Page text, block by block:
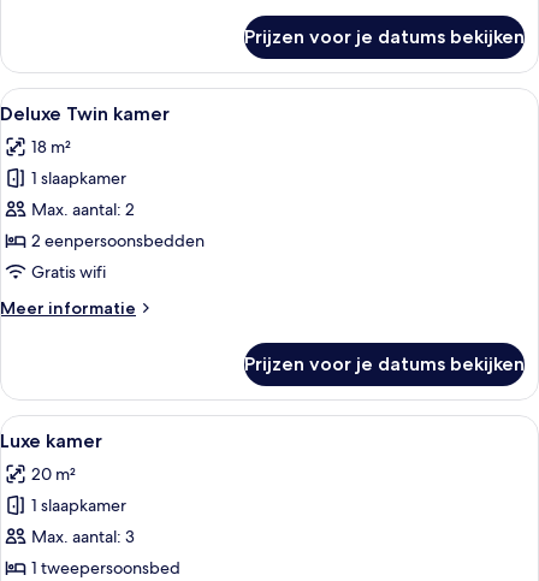
tweepersoonskamer
Prijzen voor je datums bekijken
Alle
foto's
voor
Deluxe
Twin
kamer
laden
Een hotelkamer met twee bedden,
4
Deluxe Twin kamer
18 m²
1 slaapkamer
Max. aantal: 2
2 eenpersoonsbedden
Gratis wifi
Meer informatie
Meer
Twin
kamer
Prijzen voor je datums bekijken
Alle
foto's
voor
Luxe
kamer
laden
Een hotelkamer met een bed, een
5
Luxe kamer
20 m²
1 slaapkamer
Max. aantal: 3
1 tweepersoonsbed